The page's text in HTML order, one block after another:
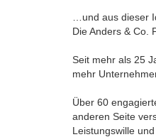
…und aus dieser
Die Anders & Co.
Seit mehr als 25
mehr
Über 60
anderen Seite
Leistungswille